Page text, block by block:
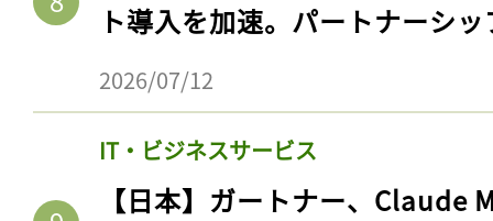
ト導入を加速。パートナーシ
2026/07/12
IT・ビジネスサービス
【日本】ガートナー、Claude